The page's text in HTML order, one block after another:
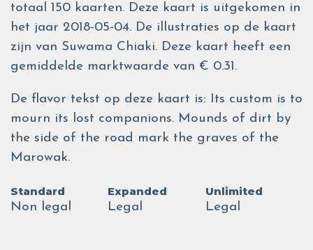
totaal 150 kaarten. Deze kaart is uitgekomen in
het jaar 2018-05-04. De illustraties op de kaart
zijn van Suwama Chiaki. Deze kaart heeft een
gemiddelde marktwaarde van € 0.31.
De flavor tekst op deze kaart is: Its custom is to
mourn its lost companions. Mounds of dirt by
the side of the road mark the graves of the
Marowak.
Standard
Non legal
Expanded
Legal
Unlimited
Legal